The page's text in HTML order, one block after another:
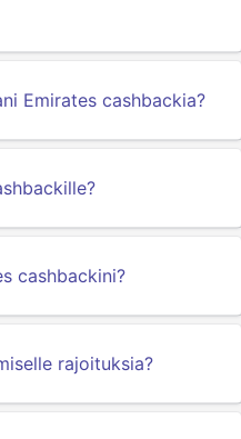
Emirates cashbackia?
cashbackini?
rajoituksia?